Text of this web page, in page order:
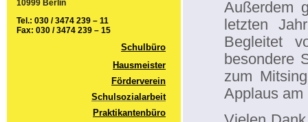
10999 Berlin
Tel.: 030 / 3474 239 – 11
Fax: 030 / 3474 239 – 15
Schulbüro
Hausmeister
Förderverein
Schulsozialarbeit
Praktikantenbüro
Außerdem
letzten
Begleitet
besondere
zum
Applaus am